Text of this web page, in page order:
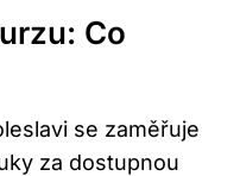
Co
se zaměřuje
za dostupnou